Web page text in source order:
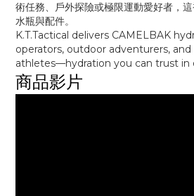
術任務、戶外探險或極限運動愛好者，這
水瓶與配件。
K.T.Tactical delivers CAMELBAK
operators, outdoor adventurers,
athletes—hydration you can trust in
商品影片